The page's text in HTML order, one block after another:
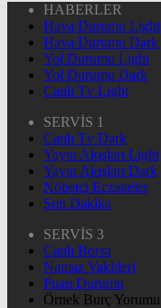
HABERLER
Hava Durumu Light
Hava Durumu Dark
Yol Durumu Light
Yol Durumu Dark
Canlı Tv Light
SERVİS 1
Canlı Tv Dark
Yayın Akışları Light
Yayın Akışları Dark
Nöbetçi Eczaneler
Son Dakika
SERVİS 3
Canlı Borsa
Namaz Vakitleri
Puan Durumu
Örnek Burç Yorumu